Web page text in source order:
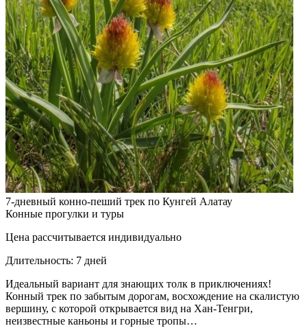
7-дневный конно-пеший трек по Кунгей Алатау
Конные прогулки и туры
Цена рассчитывается индивидуально
Длительность: 7 дней
Идеальный вариант для знающих толк в приключениях!
Конный трек по забытым дорогам, восхождение на скалистую
вершину, с которой открывается вид на Хан-Тенгри,
неизвестные каньоны и горные тропы…